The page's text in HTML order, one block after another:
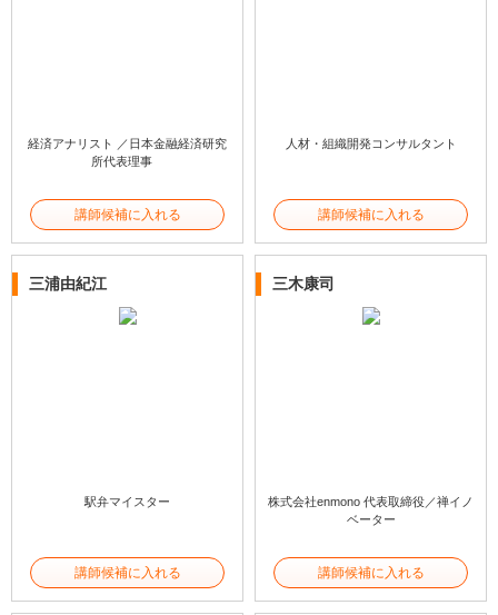
経済アナリスト ／日本金融経済研究
所代表理事
講師候補に入れる
人材・組織開発コンサルタント
講師候補に入れる
三浦由紀江
駅弁マイスター
講師候補に入れる
三木康司
株式会社enmono 代表取締役／禅イノ
ベーター
講師候補に入れる